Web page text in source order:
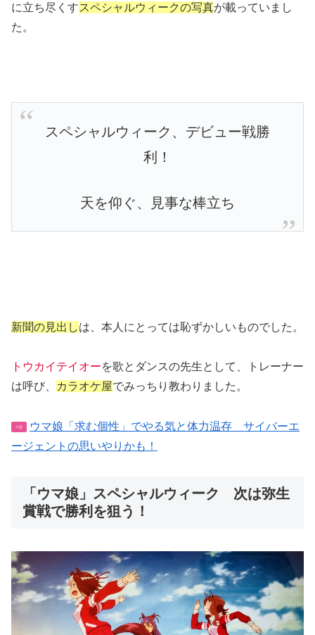
に立ち尽くすスペシャルウィークの写真が載っていまし
た。
スペシャルウィーク、デビュー戦勝
利！
天を仰ぐ、見事な棒立ち
新聞の見出しは、本人にとっては恥ずかしいものでした。
トウカイテイオーを歌とダンスの先生として、トレーナー
は呼び、
カラオケ屋でみっちり教わりました。
⇒
ウマ娘「求む個性」でやる気と体力温存 サイバーエ
ージェントの思いやりかも！
「ウマ娘」スペシャルウィーク 次は弥生
賞戦で勝利を狙う！